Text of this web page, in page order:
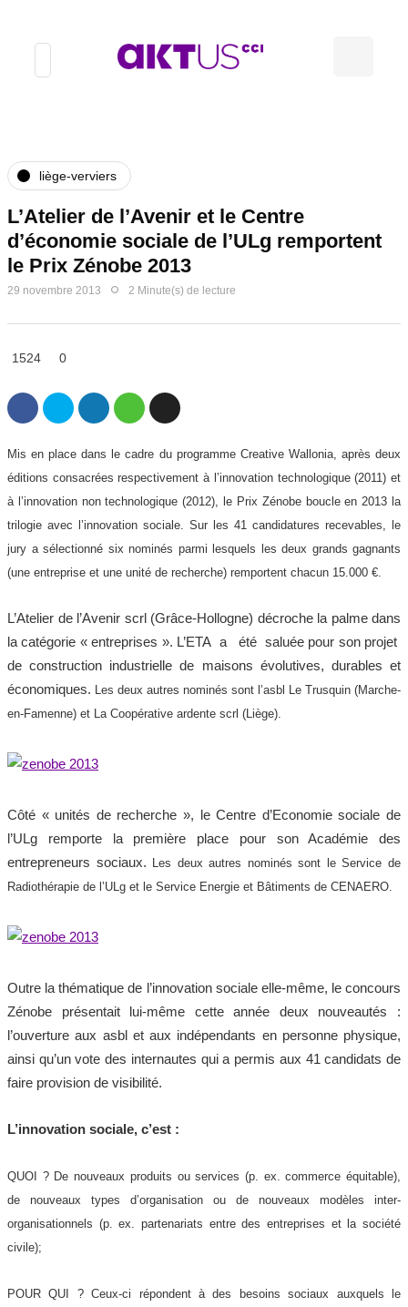
liège-verviers
L’Atelier de l’Avenir et le Centre
d’économie sociale de l’ULg remportent
le Prix Zénobe 2013
29 novembre 2013 2 Minute(s) de lecture
1524 0
Mis en place dans le cadre du programme Creative Wallonia, après deux
éditions consacrées respectivement à l’innovation technologique (2011) et
à l’innovation non technologique (2012), le Prix Zénobe boucle en 2013 la
trilogie avec l’innovation sociale. Sur les 41 candidatures recevables, le
jury a sélectionné six nominés parmi lesquels les deux grands gagnants
(une entreprise et une unité de recherche) remportent chacun 15.000 €.
L’Atelier de l’Avenir scrl (Grâce-Hollogne) décroche la palme dans
la catégorie « entreprises ». L’ETA a été saluée pour son projet
de construction industrielle de maisons évolutives, durables et
économiques. Les deux autres nominés sont l’asbl Le Trusquin (Marche-
en-Famenne) et La Coopérative ardente scrl (Liège).
Côté « unités de recherche », le Centre d’Economie sociale de
l’ULg remporte la première place pour son Académie des
entrepreneurs sociaux. Les deux autres nominés sont le Service de
Radiothérapie de l’ULg et le Service Energie et Bâtiments de CENAERO.
Outre la thématique de l’innovation sociale elle-même, le concours
Zénobe présentait lui-même cette année deux nouveautés :
l’ouverture aux asbl et aux indépendants en personne physique,
ainsi qu’un vote des internautes qui a permis aux 41 candidats de
faire provision de visibilité.
L’innovation sociale, c’est :
QUOI ? De nouveaux produits ou services (p. ex. commerce équitable),
de nouveaux types d’organisation ou de nouveaux modèles inter-
organisationnels (p. ex. partenariats entre des entreprises et la société
civile);
POUR QUI ? Ceux-ci répondent à des besoins sociaux auxquels le